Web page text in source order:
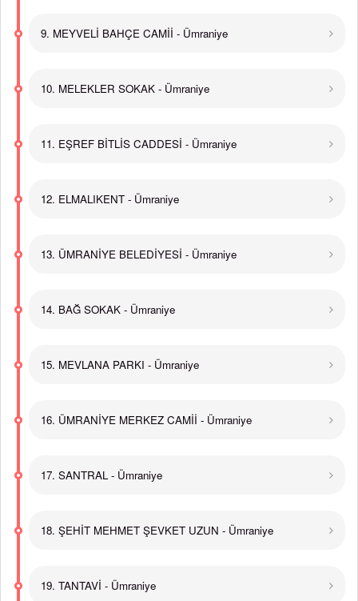
9. MEYVELİ BAHÇE CAMİİ - Ümraniye
10. MELEKLER SOKAK - Ümraniye
11. EŞREF BİTLİS CADDESİ - Ümraniye
12. ELMALIKENT - Ümraniye
13. ÜMRANİYE BELEDİYESİ - Ümraniye
14. BAĞ SOKAK - Ümraniye
15. MEVLANA PARKI - Ümraniye
16. ÜMRANİYE MERKEZ CAMİİ - Ümraniye
17. SANTRAL - Ümraniye
18. ŞEHİT MEHMET ŞEVKET UZUN - Ümraniye
19. TANTAVİ - Ümraniye